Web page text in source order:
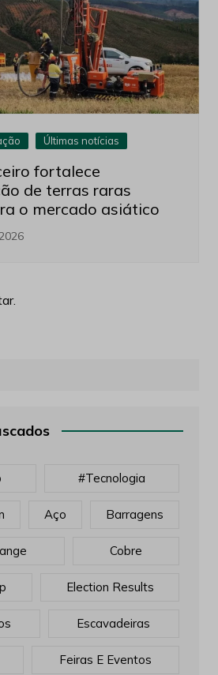
Últimas notícias
fortalece
de terras raras
o mercado asiático
#tecnologia
Aço Barragens
Cobre
Election Results
Escavadeiras
Feiras E Eventos